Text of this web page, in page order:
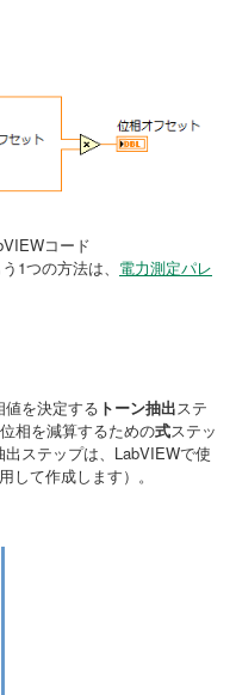
コード
1つの方法は、 電力測定パレ
を決定する トーン抽出ステ
相を減算するための式ステッ
ステップは、LabVIEWで使
して作成します）。